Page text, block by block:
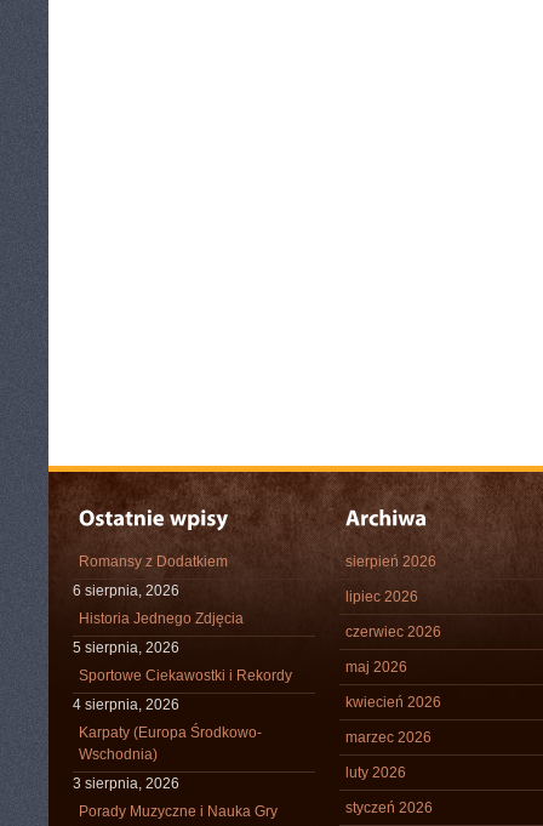
Romansy z Dodatkiem
6 sierpnia, 2026
Historia Jednego Zdjęcia
5 sierpnia, 2026
Sportowe Ciekawostki i Rekordy
4 sierpnia, 2026
Karpaty (Europa Środkowo-
Wschodnia)
3 sierpnia, 2026
Porady Muzyczne i Nauka Gry
sierpień 2026
lipiec 2026
czerwiec 2026
maj 2026
kwiecień 2026
marzec 2026
luty 2026
styczeń 2026